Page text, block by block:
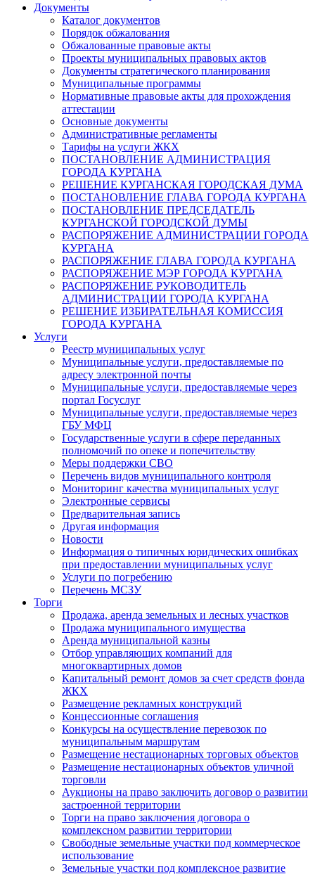
Документы
Каталог документов
Порядок обжалования
Обжалованные правовые акты
Проекты муниципальных правовых актов
Документы стратегического планирования
Муниципальные программы
Нормативные правовые акты для прохождения
аттестации
Основные документы
Административные регламенты
Тарифы на услуги ЖКХ
ПОСТАНОВЛЕНИЕ АДМИНИСТРАЦИЯ
ГОРОДА КУРГАНА
РЕШЕНИЕ КУРГАНСКАЯ ГОРОДСКАЯ ДУМА
ПОСТАНОВЛЕНИЕ ГЛАВА ГОРОДА КУРГАНА
ПОСТАНОВЛЕНИЕ ПРЕДСЕДАТЕЛЬ
КУРГАНСКОЙ ГОРОДСКОЙ ДУМЫ
РАСПОРЯЖЕНИЕ АДМИНИСТРАЦИИ ГОРОДА
КУРГАНА
РАСПОРЯЖЕНИЕ ГЛАВА ГОРОДА КУРГАНА
РАСПОРЯЖЕНИЕ МЭР ГОРОДА КУРГАНА
РАСПОРЯЖЕНИЕ РУКОВОДИТЕЛЬ
АДМИНИСТРАЦИИ ГОРОДА КУРГАНА
РЕШЕНИЕ ИЗБИРАТЕЛЬНАЯ КОМИССИЯ
ГОРОДА КУРГАНА
Услуги
Реестр муниципальных услуг
Муниципальные услуги, предоставляемые по
адресу электронной почты
Муниципальные услуги, предоставляемые через
портал Госуслуг
Муниципальные услуги, предоставляемые через
ГБУ МФЦ
Государственные услуги в сфере переданных
полномочий по опеке и попечительству
Меры поддержки СВО
Перечень видов муниципального контроля
Мониторинг качества муниципальных услуг
Электронные сервисы
Предварительная запись
Другая информация
Новости
Информация о типичных юридических ошибках
при предоставлении муниципальных услуг
Услуги по погребению
Перечень МСЗУ
Торги
Продажа, аренда земельных и лесных участков
Продажа муниципального имущества
Аренда муниципальной казны
Отбор управляющих компаний для
многоквартирных домов
Капитальный ремонт домов за счет средств фонда
ЖКХ
Размещение рекламных конструкций
Концессионные соглашения
Конкурсы на осуществление перевозок по
муниципальным маршрутам
Размещение нестационарных торговых объектов
Размещение нестационарных объектов уличной
торговли
Аукционы на право заключить договор о развитии
застроенной территории
Торги на право заключения договора о
комплексном развитии территории
Свободные земельные участки под коммерческое
использование
Земельные участки под комплексное развитие